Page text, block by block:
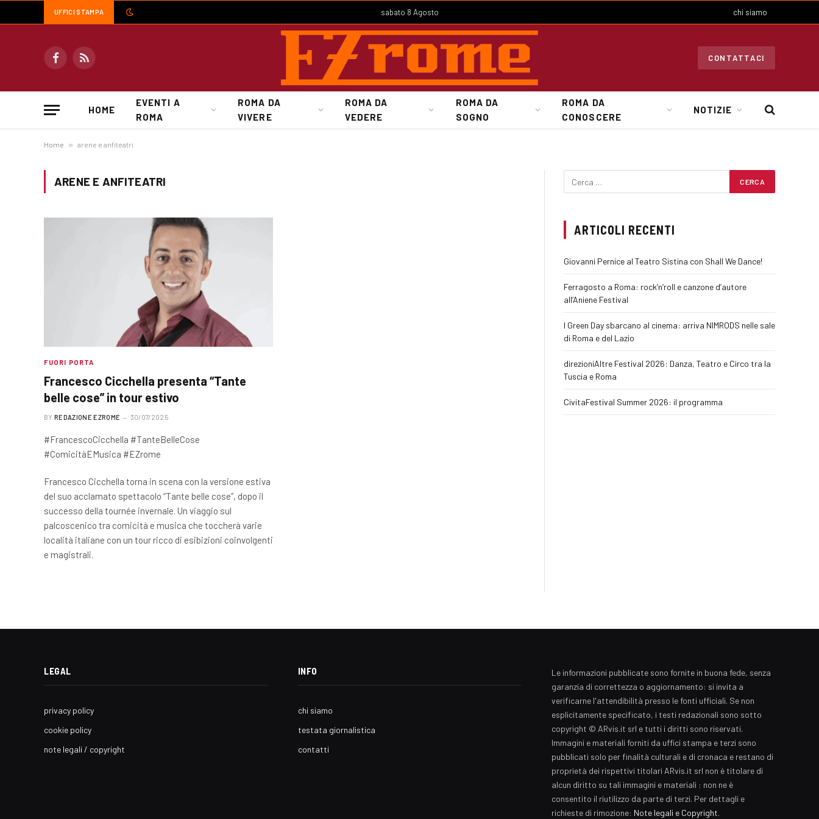
UFFICI STAMPA sabato 8 Agosto chi siamo
FacebookRSS
CONTATTACI
HOME
EVENTI A
ROMA
ROMA DA
VIVERE
ROMA DA
VEDERE
ROMA DA
SOGNO
ROMA DA
CONOSCERE
NOTIZIE
Home » arene e anfiteatri
ARENE E ANFITEATRI
FUORI PORTA
Francesco Cicchella presenta “Tante
belle cose” in tour estivo
BY REDAZIONE EZROME 30/07/2025
#FrancescoCicchella #TanteBelleCose
#ComicitàEMusica #EZrome
Francesco Cicchella torna in scena con la versione estiva
del suo acclamato spettacolo “Tante belle cose”, dopo il
successo della tournée invernale. Un viaggio sul
palcoscenico tra comicità e musica che toccherà varie
località italiane con un tour ricco di esibizioni coinvolgenti
e magistrali.
ARTICOLI RECENTI
Giovanni Pernice al Teatro Sistina con Shall We Dance!
Ferragosto a Roma: rock’n’roll e canzone d’autore
all’Aniene Festival
I Green Day sbarcano al cinema: arriva NIMRODS nelle sale
di Roma e del Lazio
direzioniAltre Festival 2026: Danza, Teatro e Circo tra la
Tuscia e Roma
CivitaFestival Summer 2026: il programma
LEGAL
privacy policy
cookie policy
note legali / copyright
INFO
chi siamo
testata giornalistica
contatti
Le informazioni pubblicate sono fornite in buona fede, senza
garanzia di correttezza o aggiornamento: si invita a
verificarne l'attendibilità presso le fonti ufficiali. Se non
esplicitamente specificato, i testi redazionali sono sotto
copyright © ARvis.it srl e tutti i diritti sono riservati.
Immagini e materiali forniti da uffici stampa e terzi sono
pubblicati solo per finalità culturali e di cronaca e restano di
proprietà dei rispettivi titolari ARvis.it srl non è titolare di
alcun diritto su tali immagini e materiali : non ne è
consentito il riutilizzo da parte di terzi. Per dettagli e
richieste di rimozione: Note legali e Copyright.